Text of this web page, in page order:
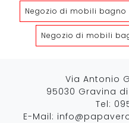
Negozio di mobili bagno
Negozio di mobili
Via Antonio
95030 Gravina
Tel:
E-Mail: